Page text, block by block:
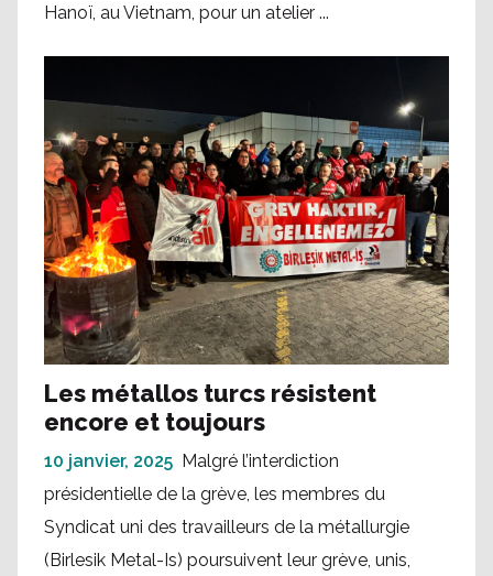
Hanoï, au Vietnam, pour un atelier ...
Les métallos turcs résistent
encore et toujours
10 janvier, 2025 Malgré l’interdiction
présidentielle de la grève, les membres du
Syndicat uni des travailleurs de la métallurgie
(Birlesik Metal-Is) poursuivent leur grève, unis,